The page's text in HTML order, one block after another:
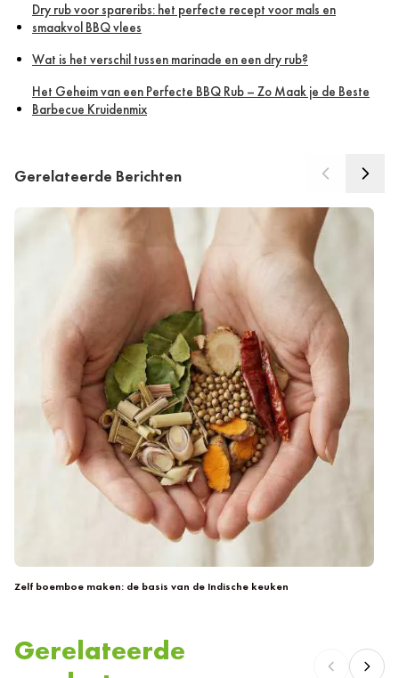
Dry rub voor spareribs: het perfecte recept voor mals en
smaakvol BBQ vlees
Wat is het verschil tussen marinade en een dry rub?
Het Geheim van een Perfecte BBQ Rub – Zo Maak je de Beste
Barbecue Kruidenmix
Gerelateerde Berichten
Zelf boemboe maken: de basis van de Indische keuken
Gerelateerde